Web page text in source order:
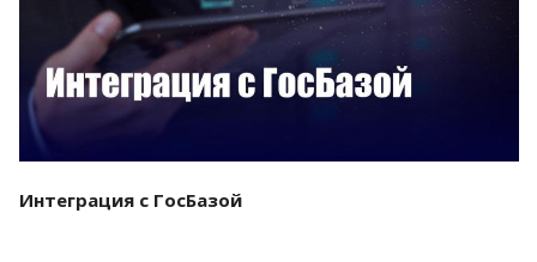
Интеграция с ГосБазой